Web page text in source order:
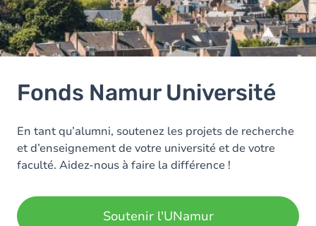
Fonds Namur Université
En tant qu’alumni, soutenez les projets de recherche
et d’enseignement de votre université et de votre
faculté. Aidez-nous à faire la différence !
Soutenir l'UNamur